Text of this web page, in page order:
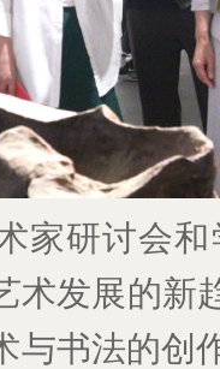
家研讨会
术发展的新
与书法的创